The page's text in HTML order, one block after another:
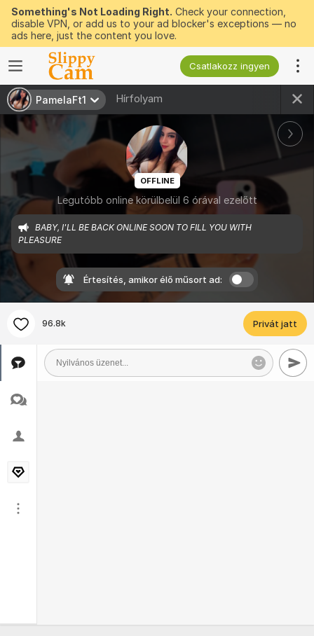
Something's Not Loading Right. Check your connection,
disable VPN, or add us to your ad blocker's exceptions — no
ads here, just the content you love.
Csatlakozz ingyen
PamelaFt1 Hírfolyam
OFFLINE
Legutóbb online körülbelül 6 órával ezelőtt
BABY, I'LL BE BACK ONLINE SOON TO FILL YOU WITH
PLEASURE
Értesítés, amikor élő műsort ad:
96.8k Privát jatt